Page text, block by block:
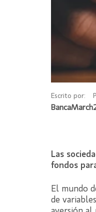
Escrito por:
BancaMarch
Las
fondos
El mundo
de